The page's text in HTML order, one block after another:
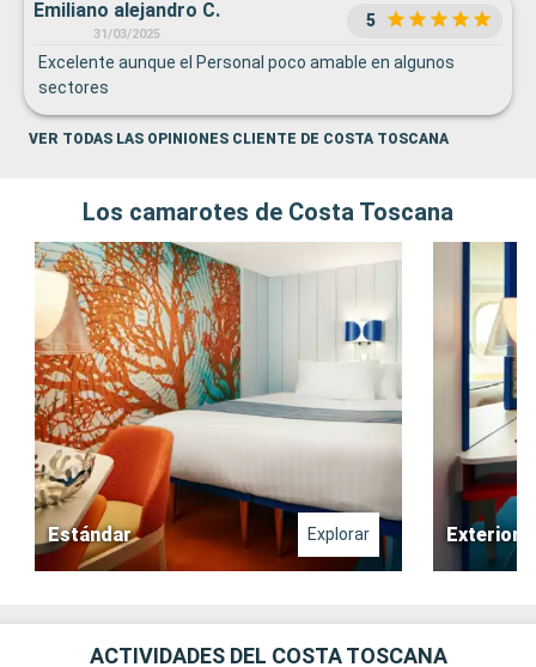
Emiliano alejandro C.
31/03/2025
5
Excelente aunque el Personal poco amable en algunos
sectores
VER TODAS LAS OPINIONES CLIENTE DE COSTA TOSCANA
Los camarotes de Costa Toscana
Estándar Explorar Exterior
ACTIVIDADES DEL COSTA TOSCANA